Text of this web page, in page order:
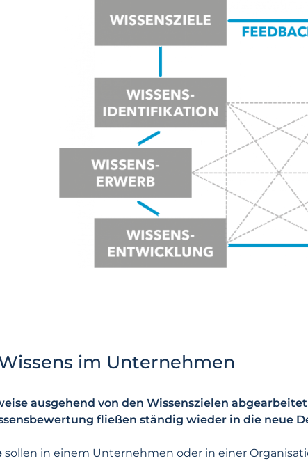
im Unternehmen
ausgehend von den Wissenszielen
fließen ständig wieder in die neue
sollen in einem Unternehmen oder in einer